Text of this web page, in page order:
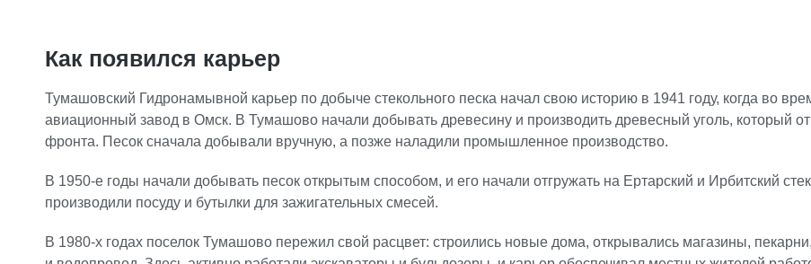
Как появился карьер
Тумашовский Гидронамывной карьер по добыче стекольного песка начал свою историю в 1941 году, когда во
авиационный завод в Омск. В Тумашово начали добывать древесину и производить древесный уголь, который
фронта. Песок сначала добывали вручную, а позже наладили промышленное производство.
В 1950-е годы начали добывать песок открытым способом, и его начали отгружать на Ертарский и Ирбитский
производили посуду и бутылки для зажигательных смесей.
В 1980-х годах поселок Тумашово пережил свой расцвет: строились новые дома, открывались магазины,